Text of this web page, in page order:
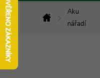
Domů
Aku
nářadí